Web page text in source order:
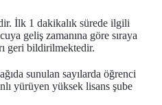
İlk 1 dakikalık sürede ilgili
geliş zamanına göre sıraya
geri bildirilmektedir.
sunulan sayılarda öğrenci
yürüyen yüksek lisans şube